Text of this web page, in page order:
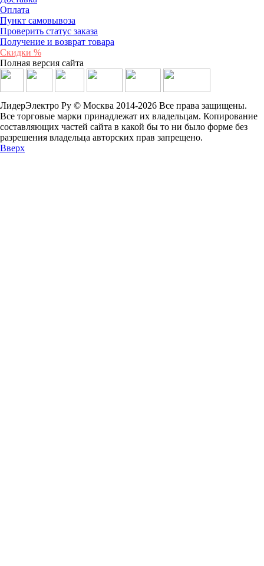
Оплата
Пункт самовывоза
Проверить статус заказа
Получение и возврат товара
Скидки %
Полная версия сайта
ЛидерЭлектро Ру © Москва 2014-2026 Все права защищены.
Все торговые марки принадлежат их владельцам. Копирование
составляющих частей сайта в какой бы то ни было форме без
разрешения владельца авторских прав запрещено.
Вверх